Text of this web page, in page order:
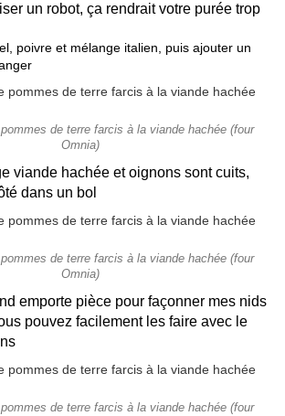
un robot, ça rendrait votre purée trop
poivre et mélange italien, puis ajouter un
de terre farcis à la viande hachée (four
Omnia)
viande hachée et oignons sont cuits,
dans un bol
de terre farcis à la viande hachée (four
Omnia)
emporte pièce pour façonner mes nids
pouvez facilement les faire avec le
de terre farcis à la viande hachée (four